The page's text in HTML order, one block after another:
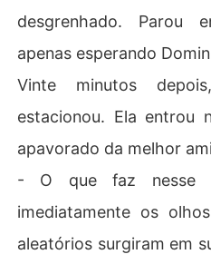
desgrenhado. Parou
apenas esperando
Vinte minutos
estacionou. Ela entrou
apavorado da melhor
- O que faz nesse
imediatamente os
aleatórios surgiram em